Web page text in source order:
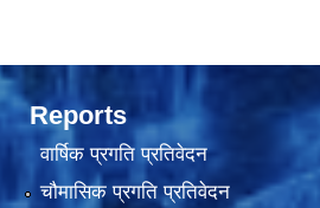
Reports
वार्षिक प्रगति प्रतिवेदन
चौमासिक प्रगति प्रतिवेदन